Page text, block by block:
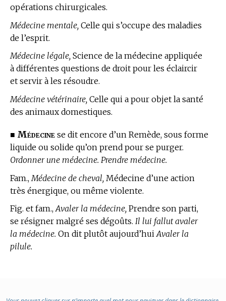
opérations chirurgicales.
Médecine mentale, Celle qui s’occupe des maladies
de l’esprit.
Médecine légale, Science de la médecine appliquée
à différentes questions de droit pour les éclaircir
et servir à les résoudre.
Médecine vétérinaire, Celle qui a pour objet la santé
des animaux domestiques.
■ Médecine se dit encore d’un Remède, sous forme
liquide ou solide qu’on prend pour se purger.
Ordonner une médecine. Prendre médecine.
Fam., Médecine de cheval, Médecine d’une action
très énergique, ou même violente.
Fig. et fam.,Avaler la médecine, Prendre son parti,
se résigner malgré ses dégoûts. Il lui fallut avaler
la médecine. On dit plutôt aujourd’huiAvaler la
pilule.